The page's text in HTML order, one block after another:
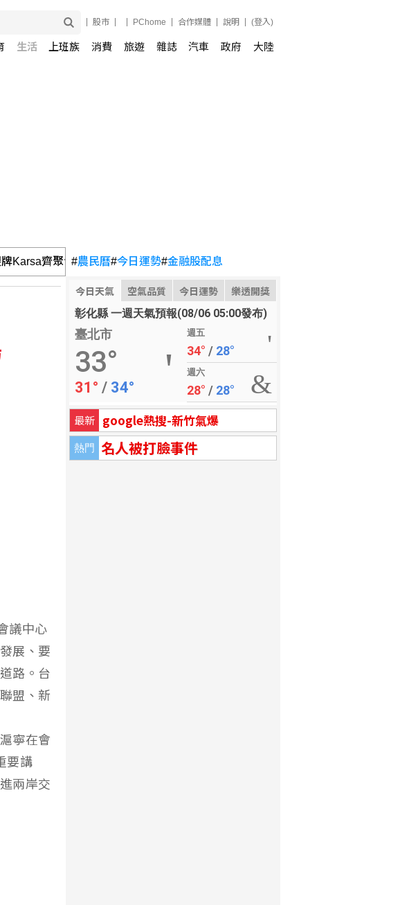
股市 PChome 合作媒體 說明 (登入)
生活 上班族 消費 旅遊 雜誌 汽車 政府 大陸
Karsa齊聚台北同場競技
#農民曆#今日運勢#金融股配息
今日天氣 空氣品質 今日運勢 樂透開獎
彰化縣 一週天氣預報(08/06 05:00發布)
臺北市
33°
31° / 34°
週五
34° / 28°
週六
28° / 28°
最新 google熱搜-新竹氣爆
熱門 名人被打臉事件
議中心
展、要
路。台
盟、新
寧在會
要講
兩岸交